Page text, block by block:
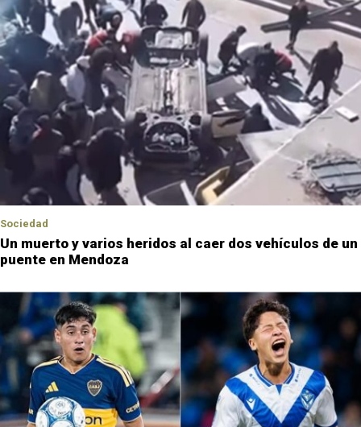
Sociedad
Un muerto y varios heridos al caer dos vehículos de un
puente en Mendoza